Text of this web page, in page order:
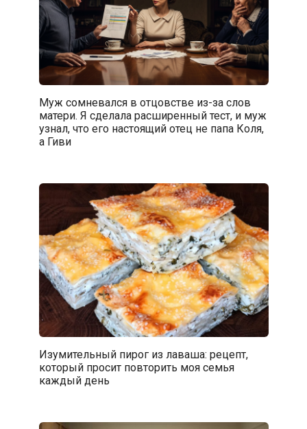
Муж сомневался в отцовстве из-за слов
матери. Я сделала расширенный тест, и муж
узнал, что его настоящий отец не папа Коля,
а Гиви
Изумительный пирог из лаваша: рецепт,
который просит повторить моя семья
каждый день